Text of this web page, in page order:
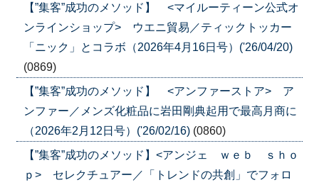
【”集客”成功のメソッド】 <マイルーティーン公式オ
ンラインショップ> ウエニ貿易／ティックトッカー
「ニック」とコラボ（2026年4月16日号）('26/04/20)
(0869)
【”集客”成功のメソッド】 <アンファーストア> ア
ンファー／メンズ化粧品に岩田剛典起用で最高月商に
（2026年2月12日号）('26/02/16) (0860)
【”集客”成功のメソッド】<アンジェ ｗｅｂ ｓｈｏ
ｐ> セレクチュアー／「トレンドの共創」でフォロ